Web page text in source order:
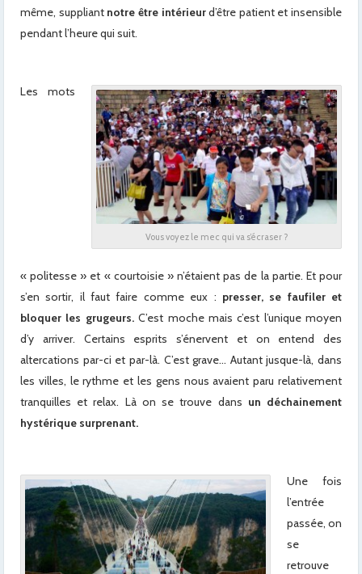
même, suppliant notre être intérieurd’être patient et insensible
pendant l’heure qui suit.
Vous voyez le mec qui va s’écraser ?
Les mots
« politesse » et « courtoisie » n’étaient pas de la partie. Et pour
s’en sortir, il faut faire comme eux : presser, se faufiler et
bloquer les grugeurs.C’est moche mais c’est l’unique moyen
d’y arriver. Certains esprits s’énervent et on entend des
altercations par-ci et par-là. C’est grave… Autant jusque-là, dans
les villes, le rythme et les gens nous avaient paru relativement
tranquilles et relax. Là on se trouve dans un déchainement
hystérique surprenant.
Une fois
l’entrée
passée, on
se
retrouve